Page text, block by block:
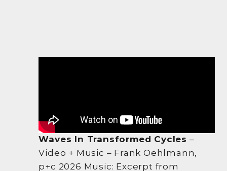
Waves In Transformed Cycles –
Video + Music – Frank Oehlmann,
p+c 2026 Music: Excerpt from